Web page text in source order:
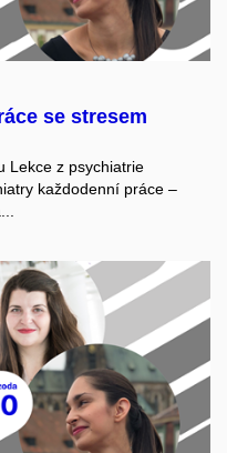
se stresem
Lekce z psychiatrie
každodenní práce –